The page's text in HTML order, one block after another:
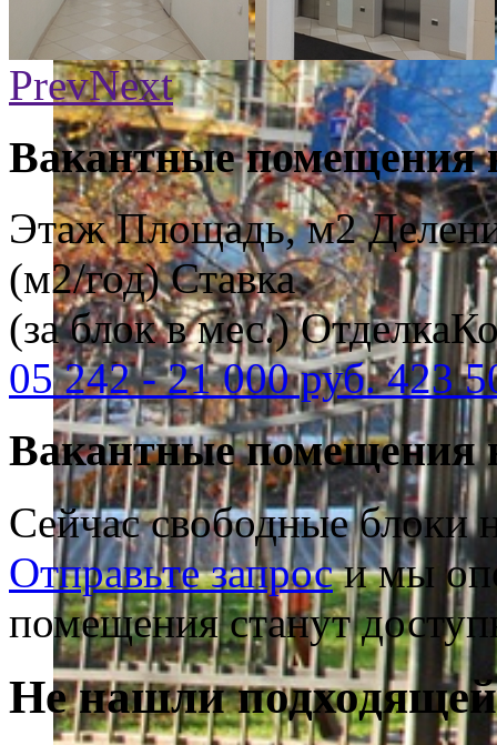
PrevNext
Вакантные помещения
Этаж Площадь, м2
(м2/год) Ставка
(за блок в мес.) Отделка
05 242 - 21 000 руб. 423
Вакантные помещения
Сейчас свободные блоки
Отправьте запроси мы
помещения станут
Не нашли